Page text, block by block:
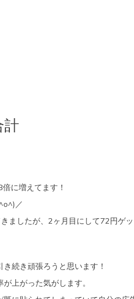
計
に増えてます！
／
ましたが、2ヶ月目にして72円ゲ
続き頑張ろうと思います！
上がった気がします。